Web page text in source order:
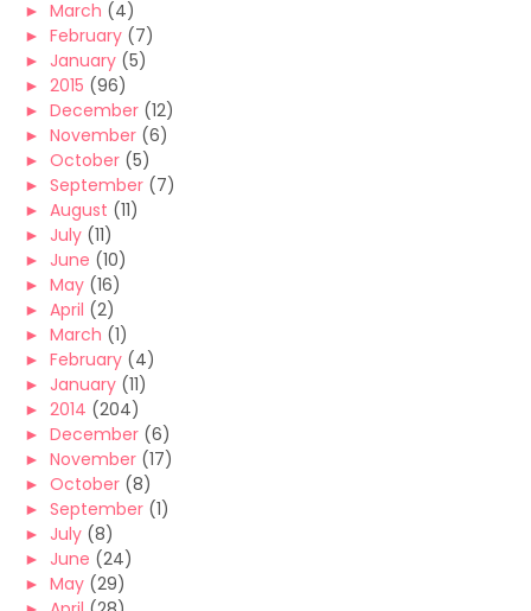
► March (4)
► February (7)
► January (5)
► 2015 (96)
► December (12)
► November (6)
► October (5)
► September (7)
► August (11)
► July (11)
► June (10)
► May (16)
► April (2)
► March (1)
► February (4)
► January (11)
► 2014 (204)
► December (6)
► November (17)
► October (8)
► September (1)
► July (8)
► June (24)
► May (29)